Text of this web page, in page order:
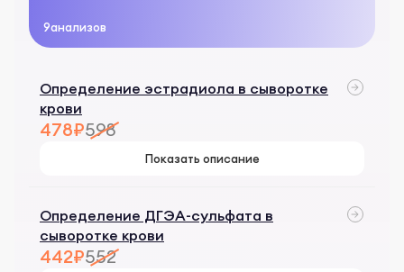
9анализов
Определение эстрадиола в сыворотке
крови
478₽598
Показать описание
Определение ДГЭА-сульфата в
сыворотке крови
442₽552